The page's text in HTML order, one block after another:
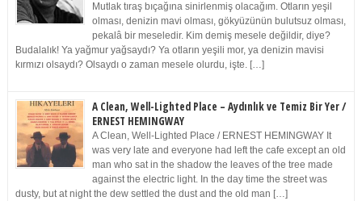
Mutlak tıraş bıçağına sinirlenmiş olacağım. Otların yeşil
olması, denizin mavi olması, gökyüzünün bulutsuz olması,
pekalâ bir meseledir. Kim demiş mesele değildir, diye?
Budalalık! Ya yağmur yağsaydı? Ya otların yeşili mor, ya denizin mavisi
kırmızı olsaydı? Olsaydı o zaman mesele olurdu, işte. […]
A Clean, Well-Lighted Place – Aydınlık ve Temiz Bir Yer /
ERNEST HEMINGWAY
A Clean, Well-Lighted Place / ERNEST HEMINGWAY It
was very late and everyone had left the cafe except an old
man who sat in the shadow the leaves of the tree made
against the electric light. In the day time the street was
dusty, but at night the dew settled the dust and the old man […]